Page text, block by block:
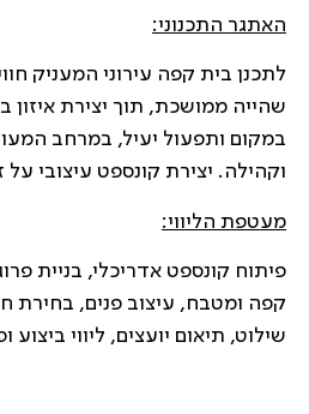
האתגר התכנוני:
לתכנן בית קפה עירוני המעניק
במקום ותפעול יעיל, במרחב
וקהילה. יצירת קונספט עיצובי על
מעטפת הליווי:
פיתוח קונספט אדריכלי, בניית
קפה ומטבח, עיצוב פנים, בחירת
שילוט, תיאום יועצים, ליווי ביצוע